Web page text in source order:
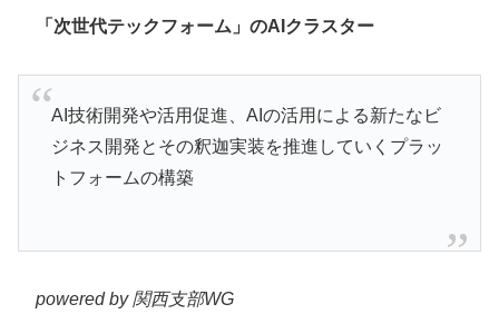
「次世代テックフォーム」のAIクラスター
AI技術開発や活用促進、AIの活用による新たなビ
ジネス開発とその釈迦実装を推進していくプラッ
トフォームの構築
powered by 関西支部WG